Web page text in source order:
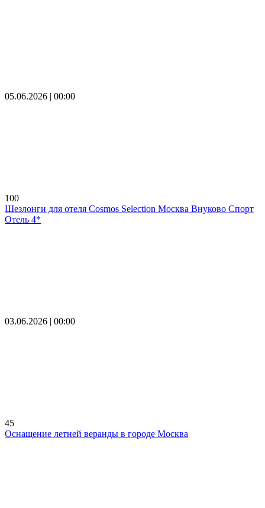
05.06.2026 | 00:00
100
Шезлонги для отеля Cosmos Selection Москва Внуково Спорт
Отель 4*
03.06.2026 | 00:00
45
Оснащение летней веранды в городе Москва